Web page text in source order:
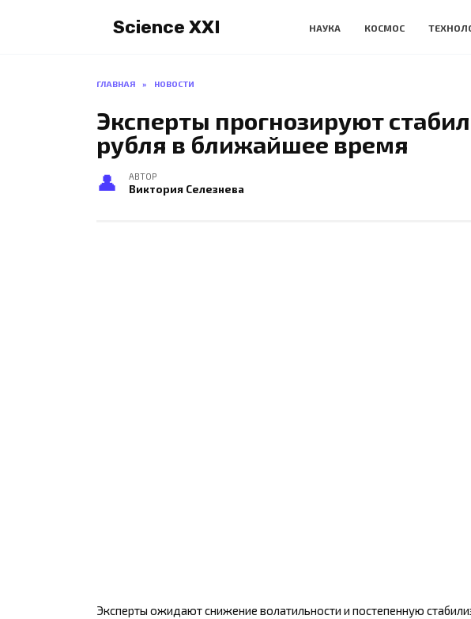
Science XXI НАУКА КОСМОС
ГЛАВНАЯ » НОВОСТИ
Эксперты прогнозируют
рубля в ближайшее время
АВТОР
Виктория Селезнева
Эксперты ожидают снижение волатильности и постепенную